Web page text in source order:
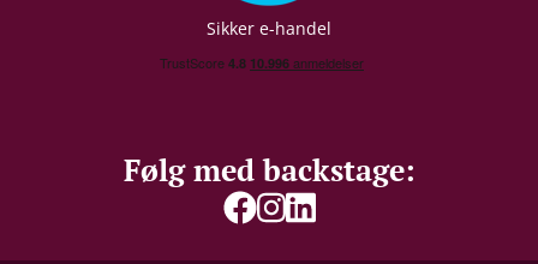
Sikker e-handel
Følg med backstage: